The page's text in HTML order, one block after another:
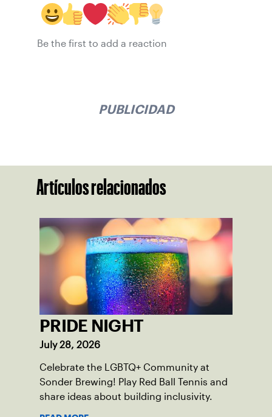
Be the first to add a reaction
PUBLICIDAD
Artículos relacionados
PRIDE NIGHT
July 28, 2026
Celebrate the LGBTQ+ Community at
Sonder Brewing! Play Red Ball Tennis and
share ideas about building inclusivity.